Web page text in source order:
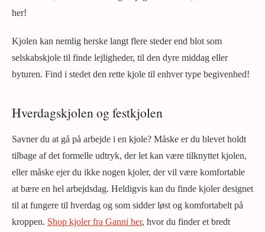
her!
Kjolen kan nemlig herske langt flere steder end blot som
selskabskjole til finde lejligheder, til den dyre middag eller
byturen. Find i stedet den rette kjole til enhver type begivenhed!
Hverdagskjolen og festkjolen
Savner du at gå på arbejde i en kjole? Måske er du blevet holdt
tilbage af det formelle udtryk, der let kan være tilknyttet kjolen,
eller måske ejer du ikke nogen kjoler, der vil være komfortable
at bære en hel arbejdsdag. Heldigvis kan du finde kjoler designet
til at fungere til hverdag og som sidder løst og komfortabelt på
kroppen. Shop kjoler fra Ganni her, hvor du finder et bredt